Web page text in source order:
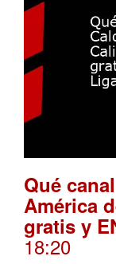
Qué
América
gratis y
18:20